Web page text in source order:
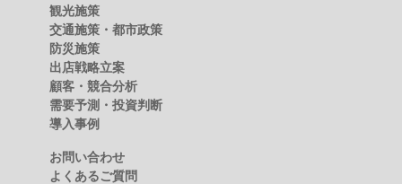
観光施策
交通施策・都市政策
防災施策
出店戦略立案
顧客・競合分析
需要予測・投資判断
導入事例
お問い合わせ
よくあるご質問